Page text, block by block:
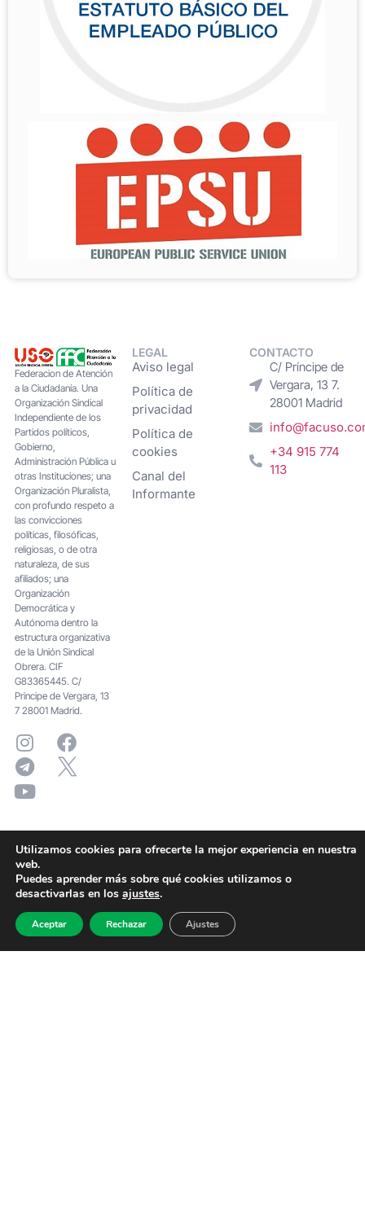
Federacion de Atención
a la Ciudadanía. Una
Organización Sindical
Independiente de los
Partidos políticos,
Gobierno,
Administración Pública u
otras Instituciones; una
Organización Pluralista,
con profundo respeto a
las convicciones
políticas, filosóficas,
religiosas, o de otra
naturaleza, de sus
afiliados; una
Organización
Democrática y
Autónoma dentro la
estructura organizativa
de la Unión Sindical
Obrera. CIF
G83365445. C/
Principe de Vergara, 13
7 28001 Madrid.
LEGAL
Aviso legal
Política de
privacidad
Política de
cookies
Canal del
Informante
CONTACTO
C/ Príncipe de
Vergara, 13 7.
28001 Madrid
+34 915 774
113
Utilizamos cookies para ofrecerte la mejor experiencia en nuestra
web.
Puedes aprender más sobre qué cookies utilizamos o
desactivarlas en los ajustes.
Aceptar Rechazar Ajustes